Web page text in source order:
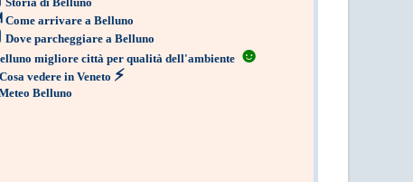
Come arrivare a Belluno
Dove parcheggiare a Belluno
migliore città per qualità dell'ambiente ☻
Cosa vedere in Veneto ⚡
Belluno